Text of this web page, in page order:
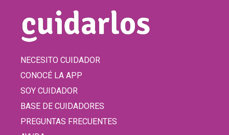
NECESITO CUIDADOR
CONOCÉ LA APP
SOY CUIDADOR
BASE DE CUIDADORES
PREGUNTAS FRECUENTES